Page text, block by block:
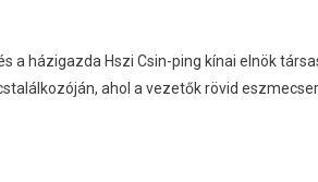
a házigazda Hszi Csin-ping kínai elnök
ahol a vezetők rövid